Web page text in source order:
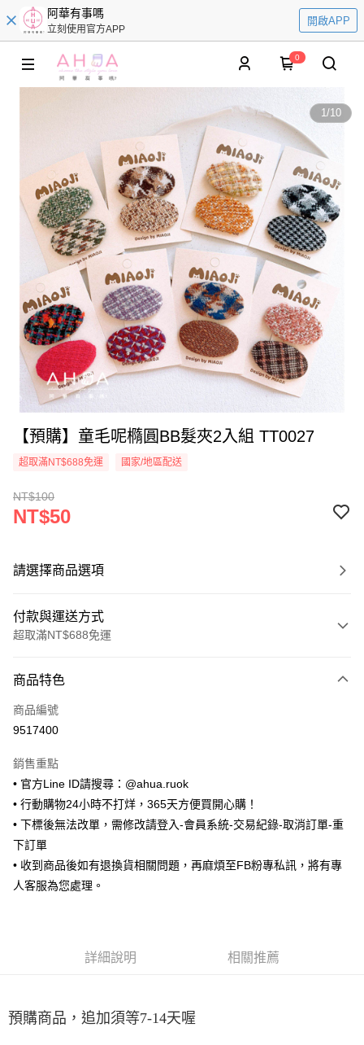
阿華有事嗎
立刻使用官方APP
開啟APP
0
1/10
【預購】童毛呢橢圓BB髮夾2入組 TT0027
超取滿NT$688免運 國家/地區配送
NT$100
NT$50
請選擇商品選項
付款與運送方式
超取滿NT$688免運
信用卡一次付款
超商取貨付款
Apple Pay
街口支付
悠遊付
ATM付款
每筆NT$65，滿NT$688(含以上)免運費
每筆NT$65，滿NT$688(含以上)免運費
商品特色
商品編號
9517400
銷售重點
• 官方Line ID請搜尋：@ahua.ruok
• 行動購物24小時不打烊，365天方便買開心購！
• 下標後無法改單，需修改請登入-會員系統-交易紀錄-取消訂單-重
下訂單
• 收到商品後如有退換貨相關問題，再麻煩至FB粉專私訊，將有專
人客服為您處理。
詳細說明 相關推薦
預購商品，追加須等7-14天喔